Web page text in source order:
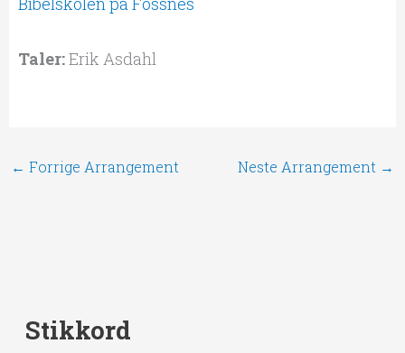
Taler:Erik Asdahl
← Forrige Arrangement Neste Arrangement →
Stikkord